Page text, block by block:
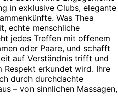
in exklusive Clubs, elegante
Was Thea
echte menschliche
jedes Treffen mit offenem
oder Paare, und schafft
auf Verständnis trifft und
Respekt erkundet wird. Ihre
durch durchdachte
– von sinnlichen Massagen,